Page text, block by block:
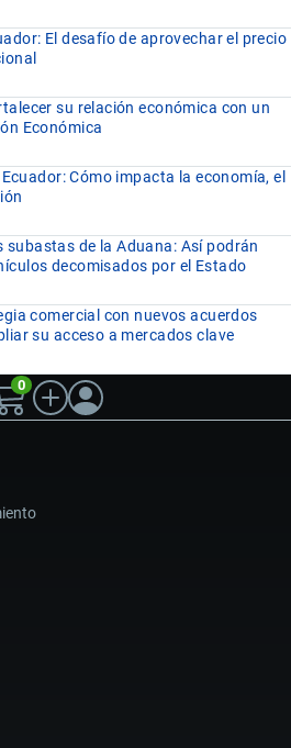
El desafío de aprovechar el precio
su relación económica con un
Económica
Cómo impacta la economía, el
subastas de la Aduana: Así podrán
decomisados por el Estado
comercial con nuevos acuerdos
su acceso a mercados clave
0